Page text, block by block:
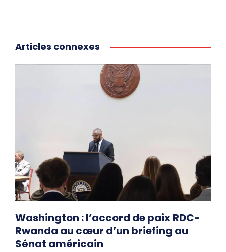
Articles connexes
Washington : l’accord de paix RDC-
Rwanda au cœur d’un briefing au
Sénat américain